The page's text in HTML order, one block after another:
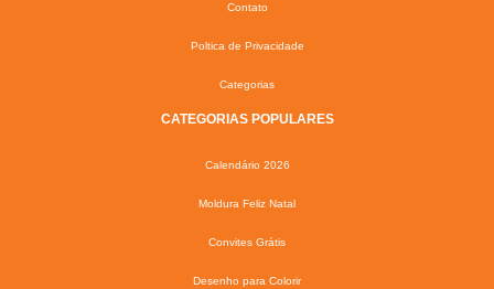
Contato
Poltica de Privacidade
Categorias
CATEGORIAS POPULARES
Calendário 2026
Moldura Feliz Natal
Convites Grátis
Desenho para Colorir